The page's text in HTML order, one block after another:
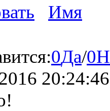
Имя
0Да/0
20:24:46